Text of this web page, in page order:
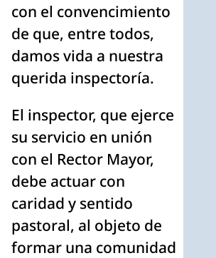
con el convencimiento
de que, entre todos,
damos vida a nuestra
querida inspectoría.
El inspector, que ejerce
su servicio en unión
con el Rector Mayor,
debe actuar con
caridad y sentido
pastoral, al objeto de
formar una comunidad